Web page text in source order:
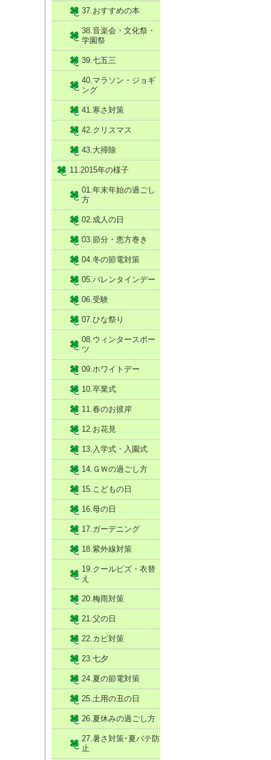
37.おすすめの本
38.音楽会・文化祭・
学園祭
39.七五三
40.マラソン・ジョギ
ング
41.寒さ対策
42.クリスマス
43.大掃除
11.2015年の様子
01.年末年始の過ごし
方
02.成人の日
03.節分・恵方巻き
04.冬の節電対策
05.バレンタインデー
06.受験
07.ひな祭り
08.ウィンタースポー
ツ
09.ホワイトデー
10.卒業式
11.春のお彼岸
12.お花見
13.入学式・入園式
14.ＧＷの過ごし方
15.こどもの日
16.母の日
17.ガーデニング
18.紫外線対策
19.クールビズ・衣替
え
20.梅雨対策
21.父の日
22.カビ対策
23.七夕
24.夏の節電対策
25.土用の丑の日
26.夏休みの過ごし方
27.暑さ対策･夏バテ防
止